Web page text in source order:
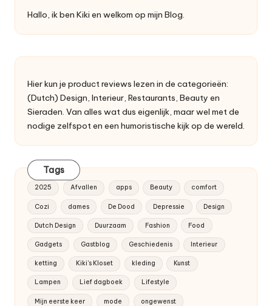
Hallo, ik ben Kiki en welkom op mijn Blog.
Hier kun je product reviews lezen in de categorieën:
(Dutch) Design, Interieur, Restaurants, Beauty en
Sieraden. Van alles wat dus eigenlijk, maar wel met de
nodige zelfspot en een humoristische kijk op de wereld.
Tags
2025 Afvallen apps Beauty comfort
Cozi dames De Dood Depressie Design
Dutch Design Duurzaam Fashion Food
Gadgets Gastblog Geschiedenis Interieur
ketting Kiki's Kloset kleding Kunst
Lampen Lief dagboek Lifestyle
Mijn eerste keer mode ongewenst